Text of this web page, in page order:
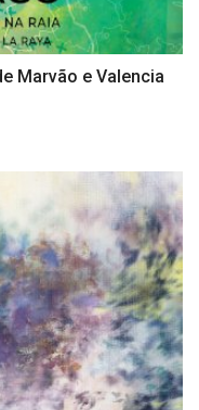
Marvão e Valencia